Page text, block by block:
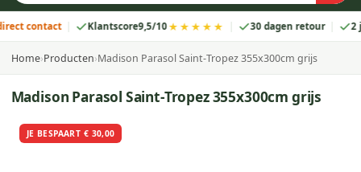
Klantscore9,5/10★★★★★ 30 dagen retour 2 jaar
Home›Producten›Madison Parasol Saint-Tropez 355x300cm grijs
Madison Parasol Saint-Tropez 355x300cm grijs
JE BESPAART € 30,00